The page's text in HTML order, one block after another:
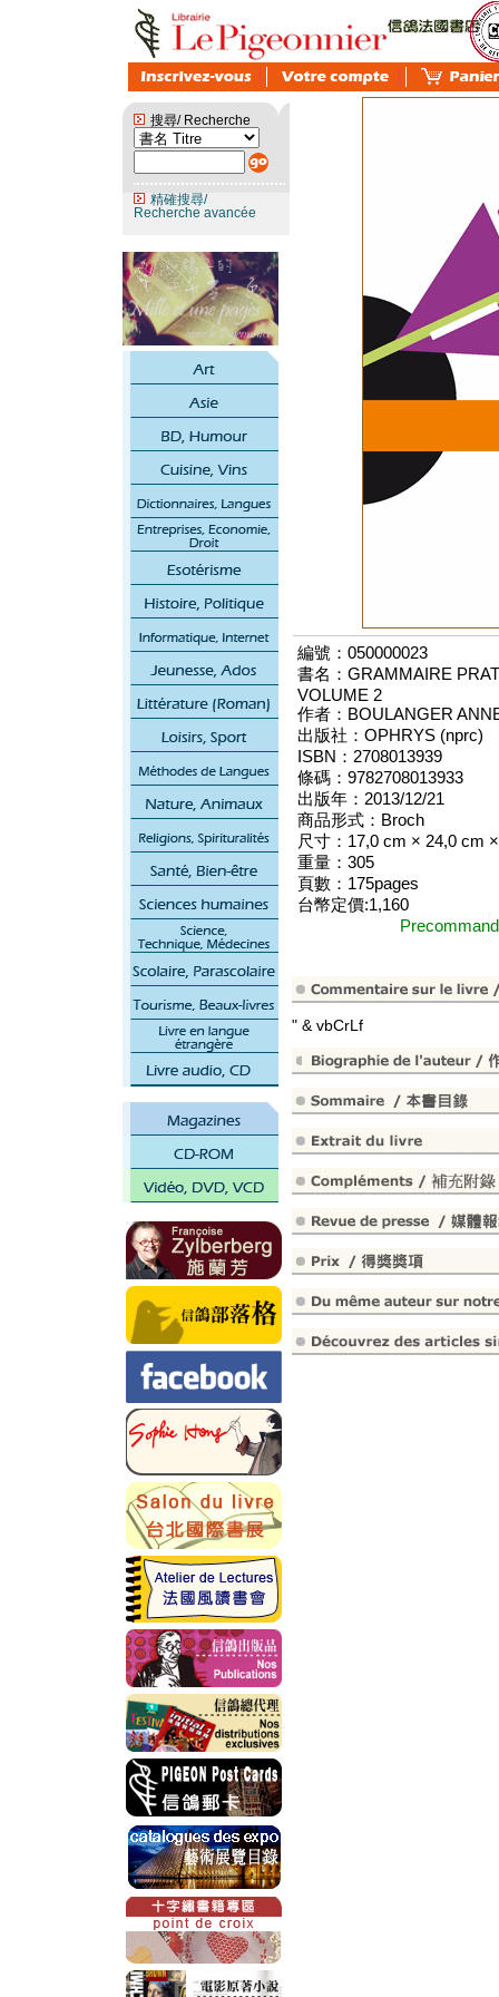
搜尋/ Recherche
精確搜尋/
Recherche avancée
編號：050000023
書名：GRAMMAIRE
VOLUME 2
作者：BOULANGER
出版社：OPHRYS (nprc)
ISBN：2708013939
條碼：9782708013933
出版年：2013/12/21
商品形式：Broch
尺寸：17,0 cm × 24,0 cm
重量：305
頁數：175pages
台幣定價:1,160
" & vbCrLf